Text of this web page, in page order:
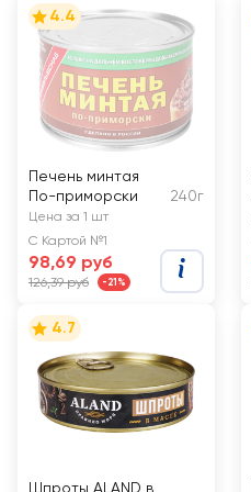
4.4
Печень минтая
По-приморски
240г
Цена за 1 шт
С Картой №1
98,69 руб
126,39 руб -21%
4.7
Шпроты ALAND в